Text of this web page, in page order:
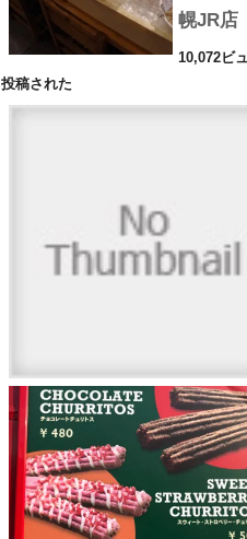
幌JR店
10,072ビ
投稿された